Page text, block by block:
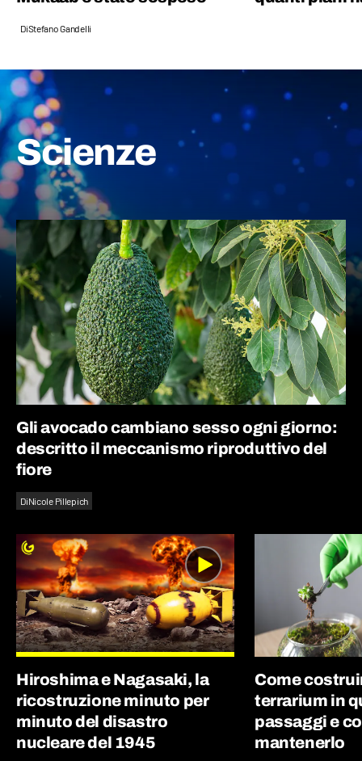
DiStefano Gandelli
Scienze
Gli avocado cambiano sesso ogni giorno:
descritto il meccanismo riproduttivo del
fiore
DiNicole Pillepich
Hiroshima e Nagasaki, la
ricostruzione minuto per
minuto del disastro
nucleare del 1945
Come
terrarium in
passaggi e
mantenerlo